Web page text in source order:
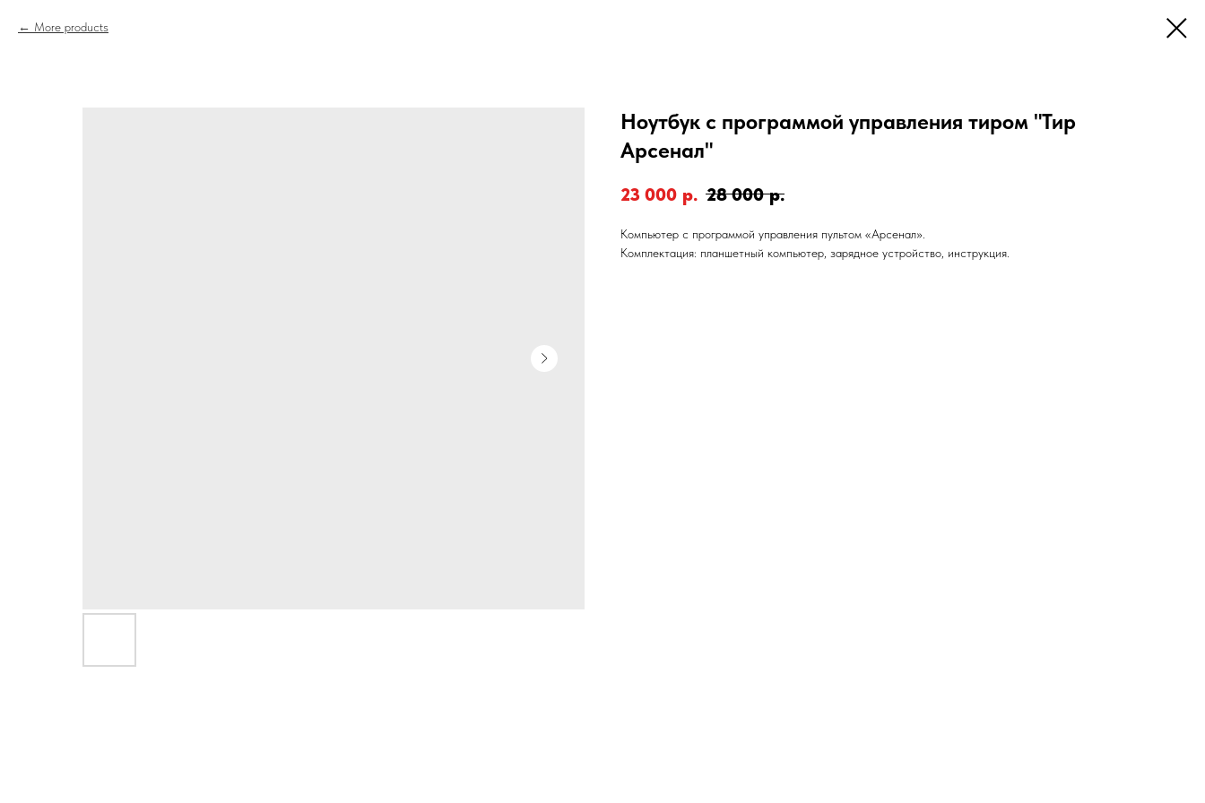
More products
Ноутбук с программой управления тиром "Тир
Арсенал"
23 000 р. 28 000 р.
Компьютер с программой управления пультом «Арсенал».
Комплектация: планшетный компьютер, зарядное устройство, инструкция.